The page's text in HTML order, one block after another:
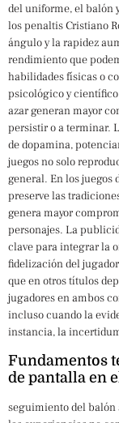
del uniforme, el balón
los penaltis Cristiano
ángulo y la rapidez
rendimiento que
habilidades físicas o
psicológico y
azar generan mayor
persistir o a terminar.
de dopamina,
juegos no solo
general. En los juegos
preserve las
genera mayor
personajes. La
clave para integrar la
fidelización del
que en otros títulos
jugadores en ambos
incluso cuando la
instancia, la
Fundamentos
de pantalla en el
seguimiento del balón